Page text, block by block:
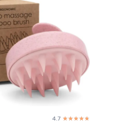
4.7 ☆☆☆☆☆
★★★★★